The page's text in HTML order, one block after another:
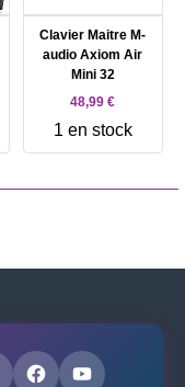
Clavier Maitre M-
audio Axiom Air
Mini 32
48,99 €
1 en stock